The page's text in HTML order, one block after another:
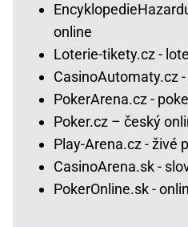
online
Loterie-tikety.cz -
CasinoAutomaty.cz
PokerArena.cz -
Poker.cz – český
Play-Arena.cz - živé
CasinoArena.sk -
PokerOnline.sk -